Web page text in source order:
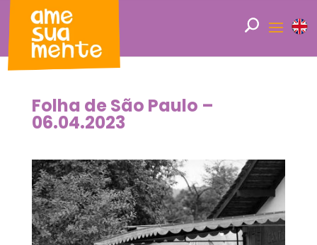
Folha de São Paulo –
06.04.2023